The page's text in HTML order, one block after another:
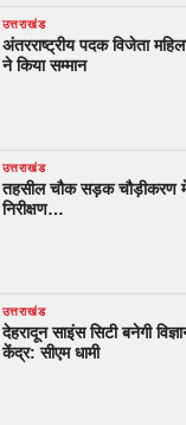
उत्तराखंड
अंतरराष्ट्रीय पदक विजेता
ने किया सम्मान
उत्तराखंड
तहसील चौक सड़क चौड़ीकरण
निरीक्षण…
उत्तराखंड
देहरादून साइंस सिटी बनेगी
केंद्र: सीएम धामी